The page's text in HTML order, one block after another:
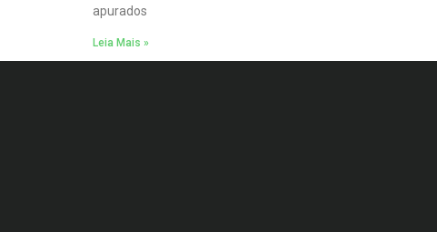
apurados
Leia Mais »